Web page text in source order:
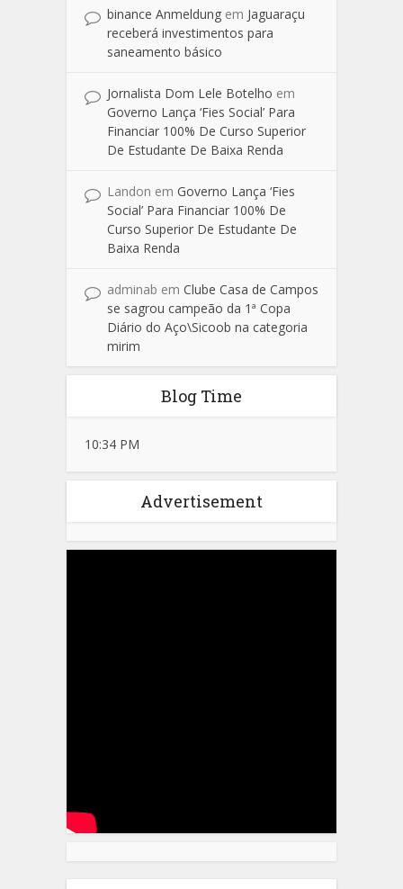
binance Anmeldung em Jaguaraçu
receberá investimentos para
saneamento básico
Jornalista Dom Lele Botelho em
Governo Lança ‘Fies Social’ Para
Financiar 100% De Curso Superior
De Estudante De Baixa Renda
Landon em Governo Lança ‘Fies
Social’ Para Financiar 100% De
Curso Superior De Estudante De
Baixa Renda
adminab em Clube Casa de Campos
se sagrou campeão da 1ª Copa
Diário do Aço\Sicoob na categoria
mirim
Blog Time
10:34 PM
Advertisement